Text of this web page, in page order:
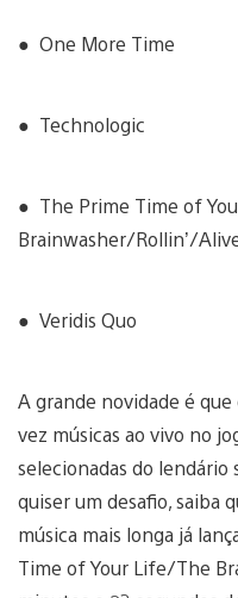
● One More Time
● Technologic
● The Prime Time of
Brainwasher/Rollin’/
● Veridis Quo
A grande novidade é
vez músicas ao vivo no
selecionadas do lendário
quiser um desafio, saiba
música mais longa já
Time of Your Life/The